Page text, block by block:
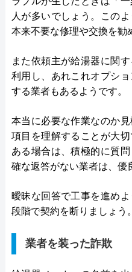
人が多いでしょう。この
本来不要な修理や交換を勧
また依頼主が給湯器に関
利用し、あれこれオプシ
する業者もあるようです。
本当に必要な作業なのか
項目を理解することが大
ある場合は、積極的に質
確な返答がない業者は、優
曖昧な回答で工事を進め
段階で契約を断りましょう。
業者を装った詐欺